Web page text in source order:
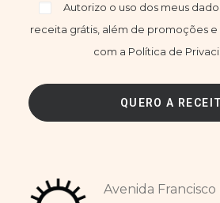
Autorizo o uso dos meus
receita grátis, além de promoções
com a Política de
Avenida Francisco